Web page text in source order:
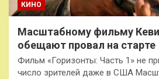
КИНО
Масштабному фильму
обещают провал на старте
Фильм «Горизонты: Часть 1» не
число зрителей даже в США